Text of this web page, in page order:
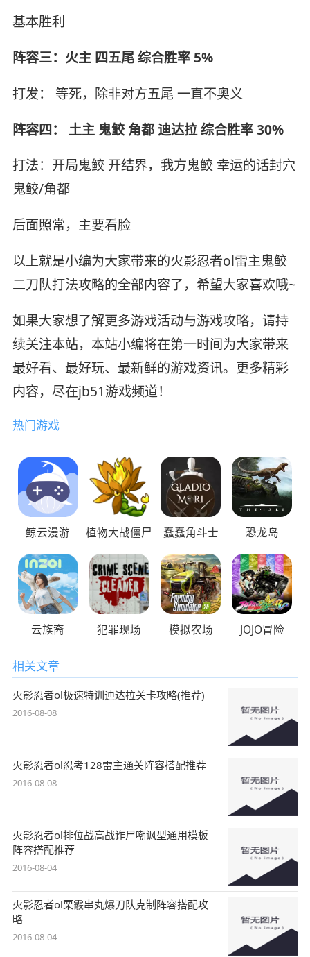
基本胜利
阵容三：火主 四五尾 综合胜率 5%
打发： 等死，除非对方五尾 一直不奥义
阵容四： 土主 鬼鲛 角都 迪达拉 综合胜率 30%
打法：开局鬼鲛 开结界，我方鬼鲛 幸运的话封穴
鬼鲛/角都
后面照常，主要看脸
以上就是小编为大家带来的火影忍者ol雷主鬼鲛
二刀队打法攻略的全部内容了，希望大家喜欢哦~
如果大家想了解更多游戏活动与游戏攻略，请持
续关注本站，本站小编将在第一时间为大家带来
最好看、最好玩、最新鲜的游戏资讯。更多精彩
内容，尽在jb51游戏频道！
热门游戏
鲸云漫游 植物大战僵尸 蠢蠢角斗士 恐龙岛
云族裔 犯罪现场 模拟农场 JOJO冒险
相关文章
火影忍者ol极速特训迪达拉关卡攻略(推荐)
2016-08-08
火影忍者ol忍考128雷主通关阵容搭配推荐
2016-08-08
火影忍者ol排位战高战诈尸嘲讽型通用模板
阵容搭配推荐
2016-08-04
火影忍者ol栗霰串丸爆刀队克制阵容搭配攻
略
2016-08-04